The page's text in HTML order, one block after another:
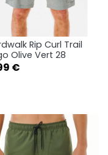
Rip Curl Trail
Olive Vert 28
€